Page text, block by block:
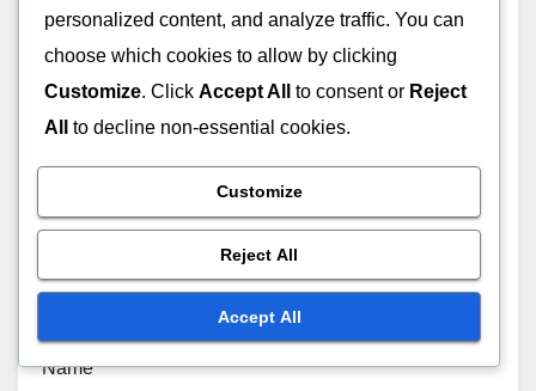
Name*
personalized content, and analyze traffic. You can
choose which cookies to allow by clicking
Customize. Click Accept All to consent or Reject
All
to decline non-essential cookies.
Customize
Reject All
Accept All